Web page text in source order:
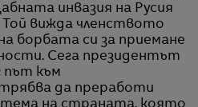
инвазия на Русия
Той вижда членството
борбата си за приемане
Сега президентът
път към
да преработи